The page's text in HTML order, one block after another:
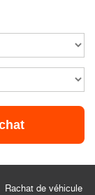
Rachat de véhicule